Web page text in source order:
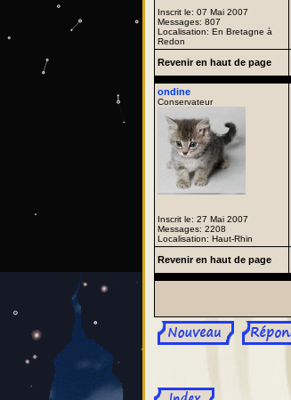
Inscrit le: 07 Mai 2007
Messages: 807
Localisation: En Bretagne à
Redon
Revenir en haut de page
ondine
Conservateur
Inscrit le: 27 Mai 2007
Messages: 2208
Localisation: Haut-Rhin
Revenir en haut de page